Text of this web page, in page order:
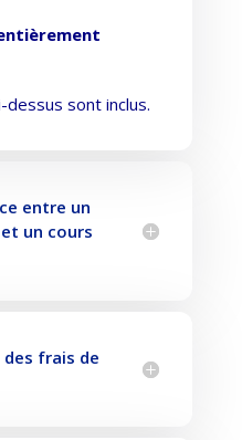
sont inclus.
entre un
un cours
frais de